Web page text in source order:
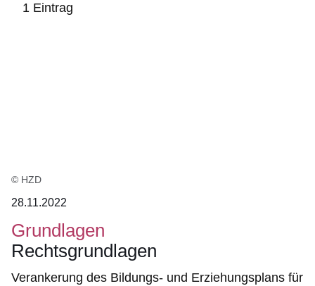
1 Eintrag
© HZD
28.11.2022
Grundlagen
Rechtsgrundlagen
Verankerung des Bildungs- und Erziehungsplans für